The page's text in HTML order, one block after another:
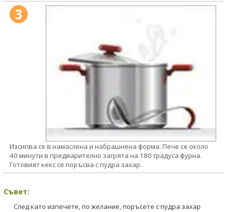
3
Изсипва се в намаслена и набрашнена форма. Пече се около
40 минути в предварително загрята на 180 градуса фурна.
Готовият кекс се поръсва с пудра захар.
Съвет:
След като изпечете, по желание, поръсете с пудра захар